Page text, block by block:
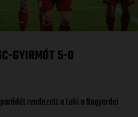
GYIRMÓT 5-0
rendezett a Loki a Nagyerdei